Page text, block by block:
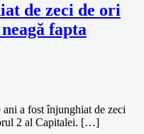
de zeci de ori
fapta
a fost înjunghiat de zeci
2 al Capitalei. […]